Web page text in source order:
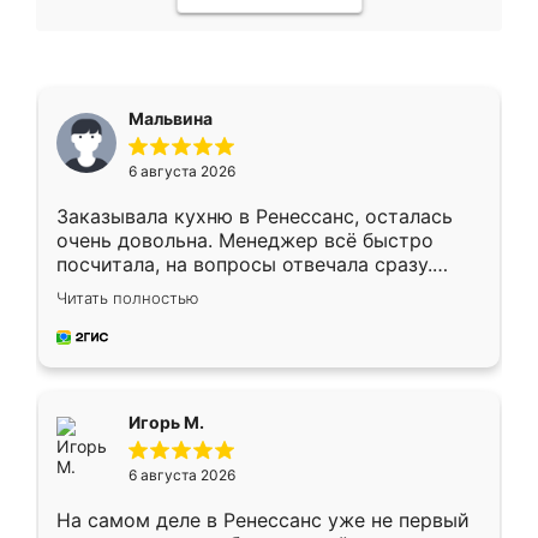
Мальвина
6 августа 2026
Заказывала кухню в Ренессанс, осталась
очень довольна. Менеджер всё быстро
посчитала, на вопросы отвечала сразу.
Замерщик приехал в субботу, подошёл к
делу со всей ответственностью. Собрали
за день, ребята работали аккуратно, даже
Читать полностью
Игорь М.
6 августа 2026
На самом деле в Ренессанс уже не первый